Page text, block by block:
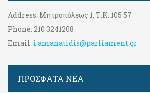
Address: Μητροπόλεως 1, Τ.Κ. 105 57
Phone: 210 3241208
Email: i.amanatidis@parliament.gr
ΠΡΟΣΦΑΤΑ ΝΕΑ